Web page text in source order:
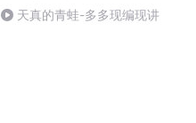
天真的青蛙-多多现编现讲